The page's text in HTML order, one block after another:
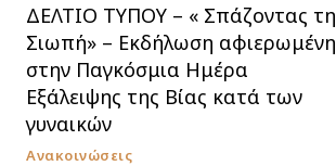
ΔΕΛΤΙΟ ΤΥΠΟΥ – « Σπάζοντας τη
Σιωπή» – Εκδήλωση αφιερωμένη
στην Παγκόσμια Ημέρα
Εξάλειψης της Βίας κατά των
γυναικών
Ανακοινώσεις